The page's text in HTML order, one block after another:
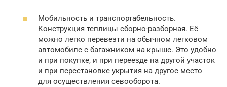
Мобильность и транспортабельность.
Конструкция теплицы сборно-разборная. Её
можно легко перевезти на обычном легковом
автомобиле с багажником на крыше. Это удобно
и при покупке, и при переезде на другой участок
и при перестановке укрытия на другое место
для осуществления севооборота.